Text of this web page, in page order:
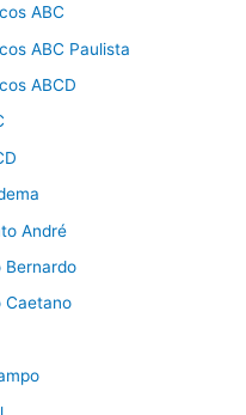
ABC
ABC Paulista
ABCD
André
Bernardo
Caetano